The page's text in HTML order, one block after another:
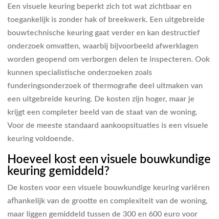
Een visuele keuring beperkt zich tot wat zichtbaar en
toegankelijk is zonder hak of breekwerk. Een uitgebreide
bouwtechnische keuring gaat verder en kan destructief
onderzoek omvatten, waarbij bijvoorbeeld afwerklagen
worden geopend om verborgen delen te inspecteren. Ook
kunnen specialistische onderzoeken zoals
funderingsonderzoek of thermografie deel uitmaken van
een uitgebreide keuring. De kosten zijn hoger, maar je
krijgt een completer beeld van de staat van de woning.
Voor de meeste standaard aankoopsituaties is een visuele
keuring voldoende.
Hoeveel kost een visuele bouwkundige
keuring gemiddeld?
De kosten voor een visuele bouwkundige keuring variëren
afhankelijk van de grootte en complexiteit van de woning,
maar liggen gemiddeld tussen de 300 en 600 euro voor